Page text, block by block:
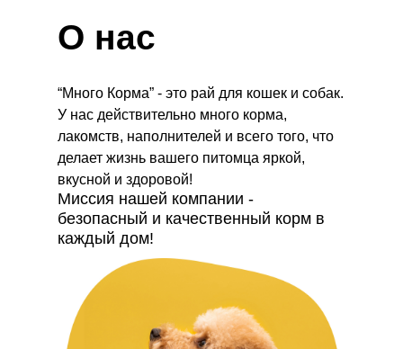
“Много Корма” - это рай для кошек и собак.
У нас действительно много корма,
лакомств, наполнителей и всего того, что
делает жизнь вашего питомца яркой,
вкусной и здоровой!
Миссия нашей компании -
безопасный и качественный корм в
каждый дом!
О нас